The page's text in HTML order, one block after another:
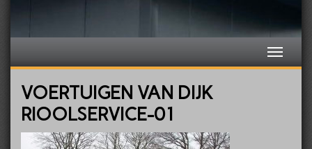
VOERTUIGEN VAN DIJK
RIOOLSERVICE-01